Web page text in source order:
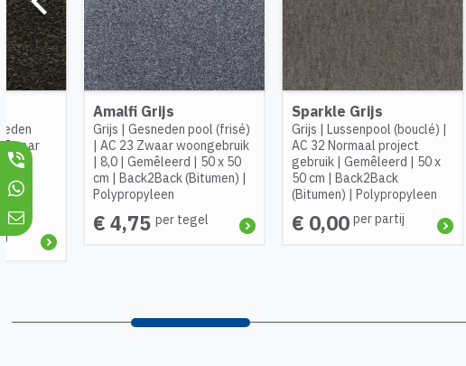
Panachée A-keuze
gesnedenpool
€ 1,25
pool (frisé)
woongebruik
|
(Bitumen)
tegel
Sparkle Grijs
Grijs|Lussenpool (bouclé)
AC 32 Normaal project
gebruik|Gemêleerd
50 cm|Back2Back
(Bitumen)
€ 0,00 per partij